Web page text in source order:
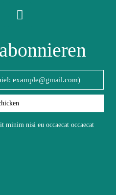
mit einem feuchten
Mikrofasertuch
Fest
minim nisi eu occaecat occaecat